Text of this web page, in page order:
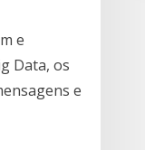
e
Data, os
e